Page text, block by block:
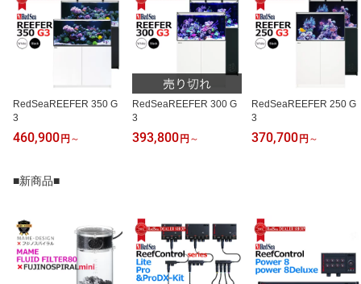
RedSeaREEFER 350 G
3
460,900 円 ～
RedSeaREEFER 300 G
3
393,800 円 ～
RedSeaREEFER 250 G
3
370,700 円 ～
■新商品■